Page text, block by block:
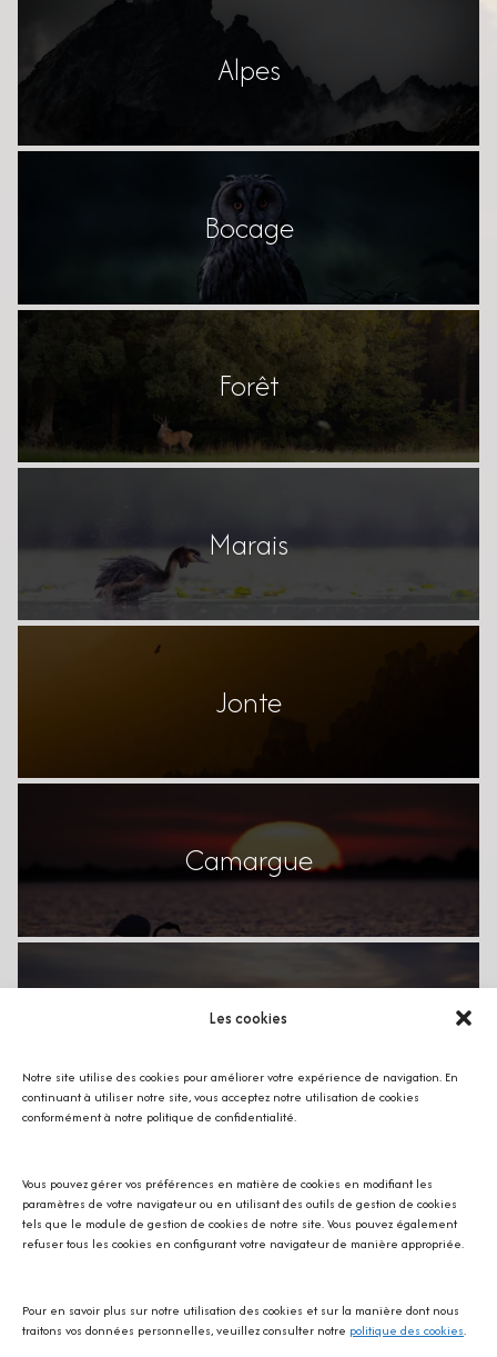
Les cookies
Notre site utilise des cookies pour améliorer votre expérience de navigation. En
continuant à utiliser notre site, vous acceptez notre utilisation de cookies
conformément à notre politique de confidentialité.
Vous pouvez gérer vos préférences en matière de cookies en modifiant les
paramètres de votre navigateur ou en utilisant des outils de gestion de cookies
tels que le module de gestion de cookies de notre site. Vous pouvez également
refuser tous les cookies en configurant votre navigateur de manière appropriée.
Pour en savoir plus sur notre utilisation des cookies et sur la manière dont nous
traitons vos données personnelles, veuillez consulter notre politique des cookies.
Alpes
Bocage
Forêt
Marais
Jonte
Camargue
Yellowstone
Floride
Espace